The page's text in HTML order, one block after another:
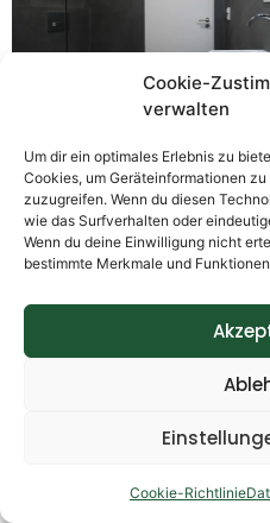
Cookie-
verwalten
Um dir ein optimales Erlebnis zu
Cookies, um Geräteinformationen
zuzugreifen. Wenn du diesen
wie das Surfverhalten oder
Wenn du deine Einwilligung nicht
bestimmte Merkmale und
Cookie-Richtlinie
Du möchtest
Dusche zu deinem
passt – wir
KURZ
KLAR